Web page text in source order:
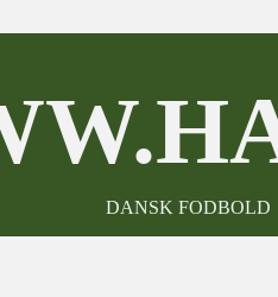
DANSK FODBOLD